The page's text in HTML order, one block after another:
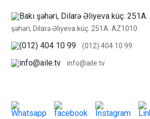
şəhəri, Dilarə Əliyeva küç. 251A. AZ1010
(012) 404 10 99
info@aile.tv